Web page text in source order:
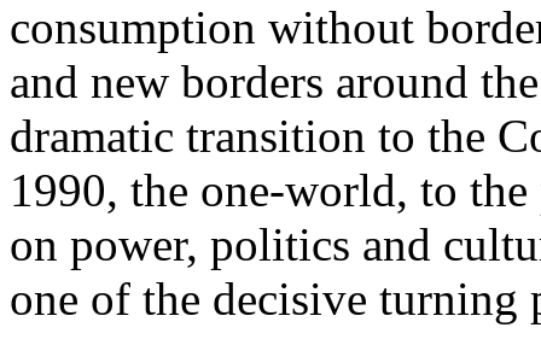
consumption without
and new borders around
dramatic transition to the
1990, the one-world, to the
on power, politics and
one of the decisive turning